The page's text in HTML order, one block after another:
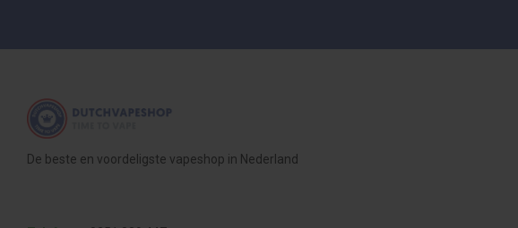
De beste en voordeligste vapeshop in Nederland